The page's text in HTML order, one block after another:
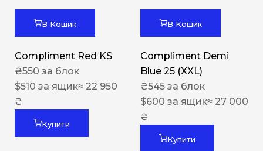
В Кошик
Compliment Red KS
₴550 за блок
$510 за ящик≈ 22 950
₴
Купити
В Кошик
Compliment Demi
Blue 25 (XXL)
₴545 за блок
$600 за ящик≈ 27 000
₴
Купити